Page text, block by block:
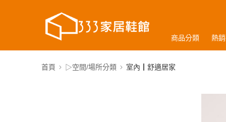
商品分類 熱
首頁 ▷空間/場所分類 室內┃舒適居家